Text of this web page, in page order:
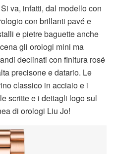
va, infatti, dal modello con
con brillanti pavé e
e pietre baguette anche
gli orologi mini ma
declinati con finitura rosé
precisone e datario. Le
classico in acciaio e i
scritte e i dettagli logo sul
di orologi Liu Jo!